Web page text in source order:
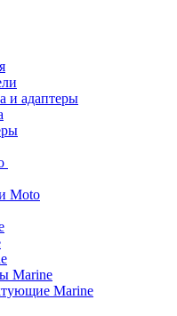
и адаптеры
Moto
Marine
Marine